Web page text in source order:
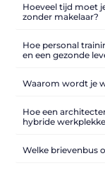
Hoeveel tijd moet
zonder makelaar?
Hoe personal
en een gezonde
Waarom wordt je
Hoe een
hybride
Welke brievenbus